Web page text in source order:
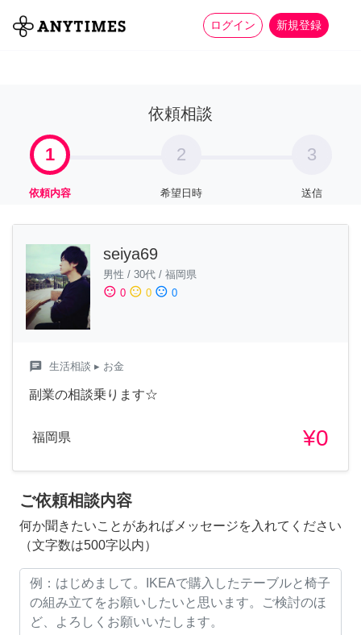
ログイン 新規登録
全て 家事 more_horiz
依頼相談
1
依頼内容
2
希望日時
3
送信
seiya69
男性 / 30代 / 福岡県
sentiment_satisfied 0 sentiment_neutral 0 sentiment_dissatisfied 0
chat 生活相談 ▸ お金
副業の相談乗ります☆
福岡県 ¥0
ご依頼相談内容
何か聞きたいことがあればメッセージを入れてください
（文字数は500字以内）